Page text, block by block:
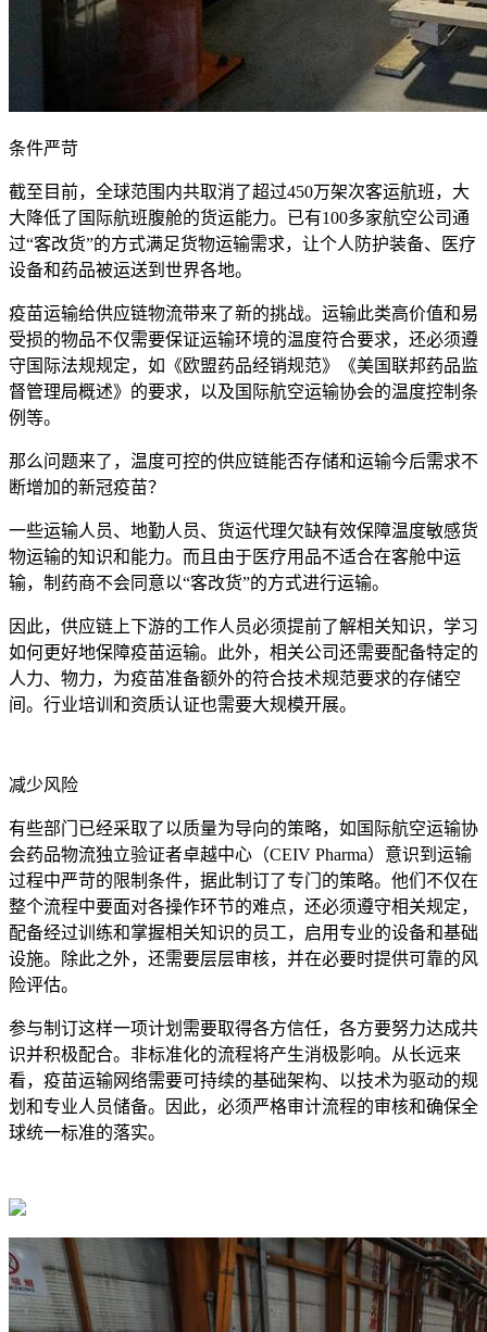
条件严苛
截至目前，全球范围内共取消了超过450万架次客运航班，大
大降低了国际航班腹舱的货运能力。已有100多家航空公司通
过“客改货”的方式满足货物运输需求，让个人防护装备、医疗
设备和药品被运送到世界各地。
疫苗运输给供应链物流带来了新的挑战。运输此类高价值和易
受损的物品不仅需要保证运输环境的温度符合要求，还必须遵
守国际法规规定，如《欧盟药品经销规范》《美国联邦药品监
督管理局概述》的要求，以及国际航空运输协会的温度控制条
例等。
那么问题来了，温度可控的供应链能否存储和运输今后需求不
断增加的新冠疫苗？
一些运输人员、地勤人员、货运代理欠缺有效保障温度敏感货
物运输的知识和能力。而且由于医疗用品不适合在客舱中运
输，制药商不会同意以“客改货”的方式进行运输。
因此，供应链上下游的工作人员必须提前了解相关知识，学习
如何更好地保障疫苗运输。此外，相关公司还需要配备特定的
人力、物力，为疫苗准备额外的符合技术规范要求的存储空
间。行业培训和资质认证也需要大规模开展。
减少风险
有些部门已经采取了以质量为导向的策略，如国际航空运输协
会药品物流独立验证者卓越中心（CEIV Pharma）意识到运输
过程中严苛的限制条件，据此制订了专门的策略。他们不仅在
整个流程中要面对各操作环节的难点，还必须遵守相关规定，
配备经过训练和掌握相关知识的员工，启用专业的设备和基础
设施。除此之外，还需要层层审核，并在必要时提供可靠的风
险评估。
参与制订这样一项计划需要取得各方信任，各方要努力达成共
识并积极配合。非标准化的流程将产生消极影响。从长远来
看，疫苗运输网络需要可持续的基础架构、以技术为驱动的规
划和专业人员储备。因此，必须严格审计流程的审核和确保全
球统一标准的落实。